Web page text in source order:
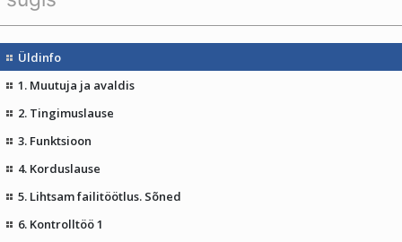
Üldinfo
1. Muutuja ja avaldis
2. Tingimuslause
3. Funktsioon
4. Korduslause
5. Lihtsam failitöötlus. Sõned
6. Kontrolltöö 1